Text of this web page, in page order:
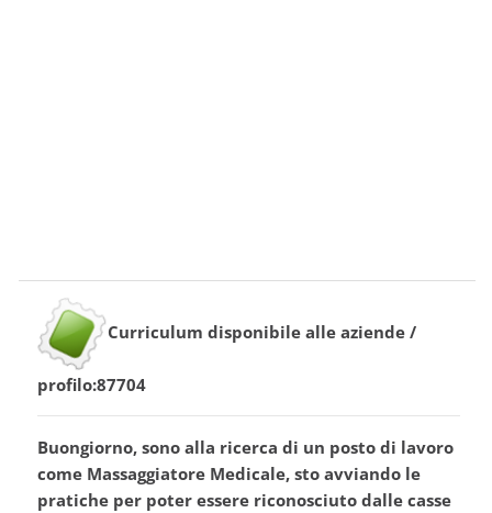
Curriculum disponibile alle aziende /
profilo:87704
Buongiorno, sono alla ricerca di un posto di lavoro
come Massaggiatore Medicale, sto avviando le
pratiche per poter essere riconosciuto dalle casse